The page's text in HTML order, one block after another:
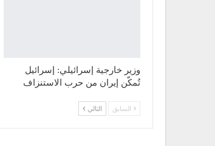
وزير خارجية إسرائيلي: إسرائيل
تُمكّن إيران من حرب الاستنزاف
السابق التالي